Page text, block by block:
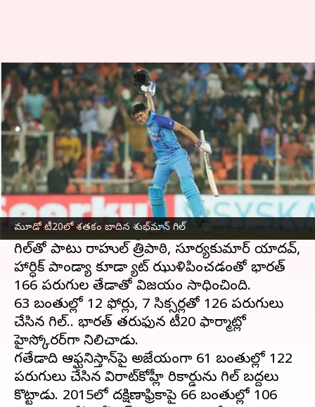
మూడో టీ20లో శతకం బాదిన శుభ్‌మాన్ గిల్
శుభ్‌మన్ గిల్ స్టన్నింగ్ సెంచరీతో రికార్డు
బద్దలు
వ్రాసిన వారు Jayachandra Akuri Feb 02, 2023 09:38 pm
ఈ వార్తాకథనం ఏంటి
యువ బ్యాటింగ్ సంచలనంశుభ్‌మన్ గిల్మరోసారి
సంచలనాత్మక ఇన్నింగ్స్‌ను ఆడాడు. సిరీస్ గెలవాలంటే
తప్పక గెలవాల్సిన మ్యాచ్‌లో గిల్ చెలరేగి ఆడాడు.
గిల్‌తో పాటు రాహుల్ త్రిపాఠి, సూర్యకుమార్ యాదవ్,
హార్ధిక్ పాండ్యా కూడా బ్యాట్ ఝుళిపించడంతో భారత్
166 పరుగుల తేడాతో విజయం సాధించింది.
63 బంతుల్లో 12 ఫోర్లు, 7 సిక్సర్లతో 126 పరుగులు
చేసిన గిల్.. భారత్ తరుఫున టీ20 ఫార్మాట్లో
హైస్కోరర్‌గా నిలిచాడు.
గతేడాది ఆఫ్ఘనిస్తాన్‌పై అజేయంగా 61 బంతుల్లో 122
పరుగులు చేసిన విరాట్‌కోహ్లీ రికార్డును గిల్ బద్దలు
కొట్టాడు. 2015లో దక్షిణాఫ్రికాపై 66 బంతుల్లో 106